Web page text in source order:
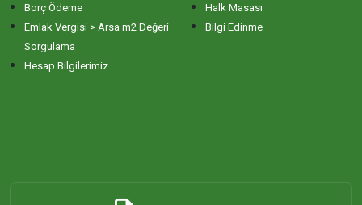
Borç Ödeme
Emlak Vergisi > Arsa m2 Değeri
Sorgulama
Hesap Bilgilerimiz
Halk Masası
Bilgi Edinme